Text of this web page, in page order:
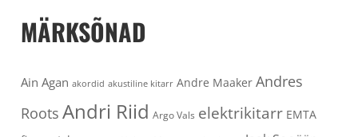
MÄRKSÕNAD
Ain Agan akordid akustiline kitarr Andre Maaker Andres
Roots Andri Riid Argo Vals elektrikitarr EMTA